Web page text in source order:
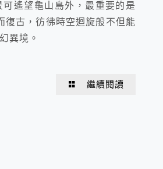
遙望龜山島外，最重要的是
復古，彷彿時空迴旋般不但能
異境。
繼續閱讀